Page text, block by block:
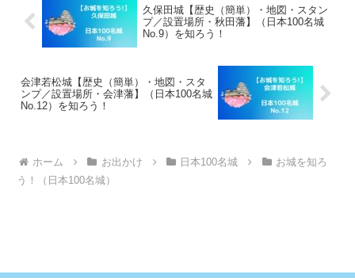
久保田城【歴史（簡単）・地図・スタン
プ／設置場所・秋田藩】（日本100名城
No.9）を知ろう！
会津若松城【歴史（簡単）・地図・スタ
ンプ／設置場所・会津藩】（日本100名城
No.12）を知ろう！
ホーム お出かけ 日本100名城
お城を知ろ
う！（日本100名城）